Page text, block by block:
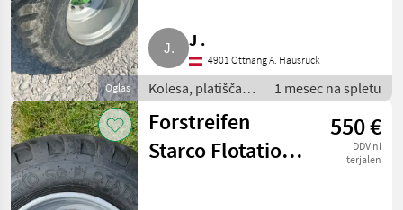
Oglas
J .
4901 Ottnang A. Hausruck
Kolesa, platišča in
pnevmatike /
Pnevmatika za
priklopnik
1 mesec na spletu
Forstreifen
Starco Flotation
550 €
DDV ni
terjalen